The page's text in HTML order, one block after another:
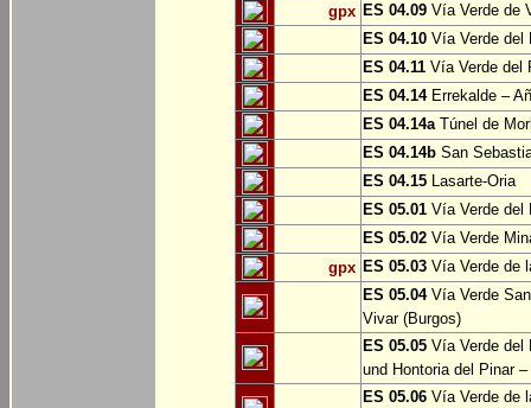
gpx ES 04.09 Vía Verde de
ES 04.10 Vía Verde del
ES 04.11 Vía Verde del
ES 04.14Errekalde –
ES 04.14aTúnel de
ES 04.14b San
ES 04.15 Lasarte-Oria
ES 05.01 Vía Verde del
ES 05.02 Vía Verde
gpx ES 05.03 Vía Verde de
ES 05.04Vía Verde
Vivar (Burgos)
ES 05.05 Vía Verde del
und Hontoria del Pinar
ES 05.06 Vía Verde de